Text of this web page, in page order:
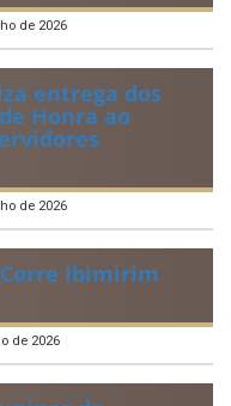
Municipal dos
e do
entrega dos
Honra ao